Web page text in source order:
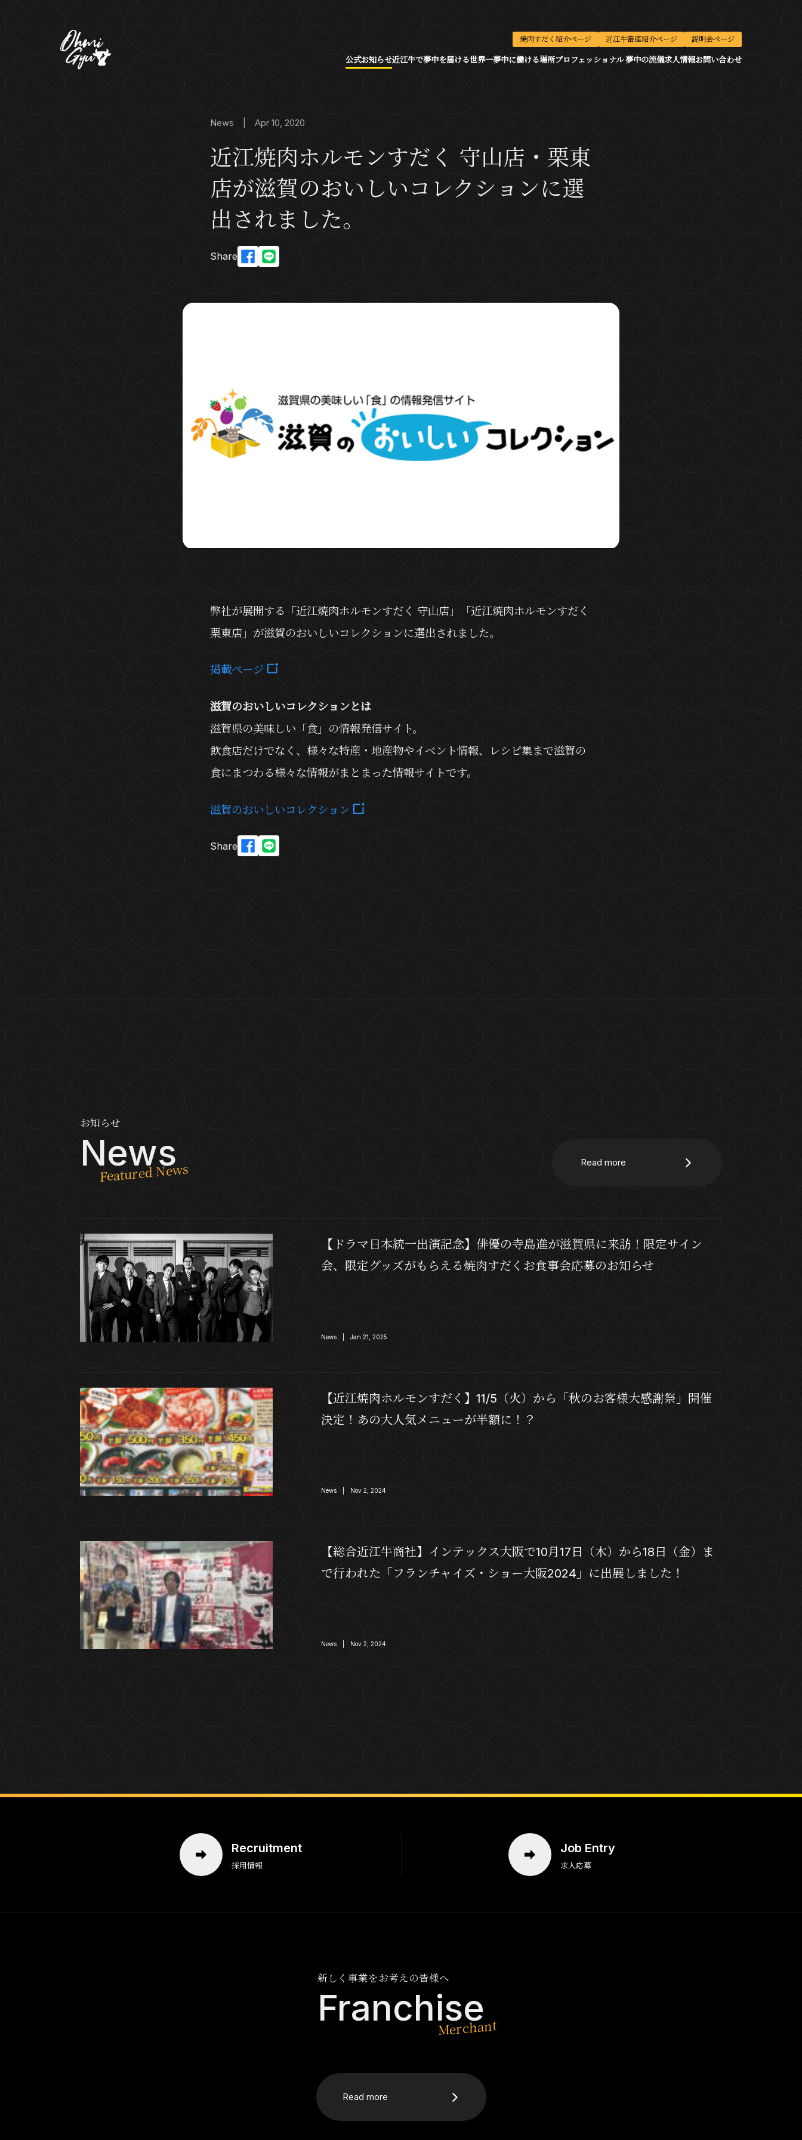
焼肉すだく紹介ページ 近江牛畜産紹介ページ 説明会ページ
公式お知らせ近江牛で夢中を届ける世界一夢中に働ける場所プロフェッショナル 夢中の流儀求人情報お問い合わせ
News | Apr 10, 2020
近江焼肉ホルモンすだく 守山店・栗東
店が滋賀のおいしいコレクションに選
出されました。
Share
弊社が展開する「近江焼肉ホルモンすだく 守山店」「近江焼肉ホルモンすだく
栗東店」が滋賀のおいしいコレクションに選出されました。
掲載ページ
滋賀のおいしいコレクションとは
滋賀県の美味しい「食」の情報発信サイト。
飲食店だけでなく、様々な特産・地産物やイベント情報、レシピ集まで滋賀の
食にまつわる様々な情報がまとまった情報サイトです。
滋賀のおいしいコレクション
Share
お知らせ
News Read more
【ドラマ日本統一出演記念】俳優の寺島進が滋賀県に来訪！限定サイン
会、限定グッズがもらえる焼肉すだくお食事会応募のお知らせ
News | Jan 21, 2025
【近江焼肉ホルモンすだく】11/5（火）から「秋のお客様大感謝祭」開催
決定！あの大人気メニューが半額に！？
News | Nov 2, 2024
【総合近江牛商社】インテックス大阪で10月17日（木）から18日（金）ま
で行われた「フランチャイズ・ショー大阪2024」に出展しました！
News | Nov 2, 2024
Recruitment
採用情報
Job Entry
求人応募
新しく事業をお考えの皆様へ
Franchise
Read more